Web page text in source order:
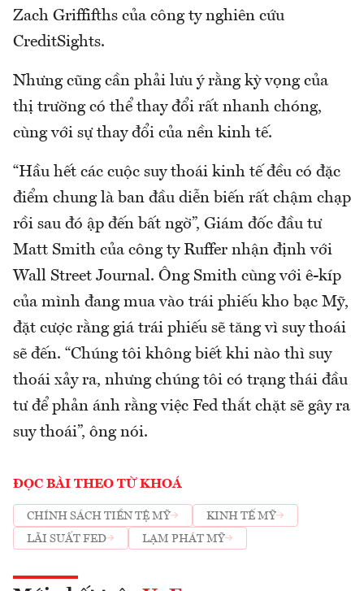
Zach Griffifths của công ty nghiên cứu
CreditSights.
Nhưng cũng cần phải lưu ý rằng kỳ vọng của
thị trường có thể thay đổi rất nhanh chóng,
cùng với sự thay đổi của nền kinh tế.
“Hầu hết các cuộc suy thoái kinh tế đều có đặc
điểm chung là ban đầu diễn biến rất chậm chạp
rồi sau đó ập đến bất ngờ”, Giám đốc đầu tư
Matt Smith của công ty Ruffer nhận định với
Wall Street Journal. Ông Smith cùng với ê-kíp
của mình đang mua vào trái phiếu kho bạc Mỹ,
đặt cược rằng giá trái phiếu sẽ tăng vì suy thoái
sẽ đến. “Chúng tôi không biết khi nào thì suy
thoái xảy ra, nhưng chúng tôi có trạng thái đầu
tư để phản ánh rằng việc Fed thắt chặt sẽ gây ra
suy thoái”, ông nói.
ĐỌC BÀI THEO TỪ KHOÁ
CHÍNH SÁCH TIỀN TỆ MỸ
KINH TẾ MỸ
LÃI SUẤT FED
LẠM PHÁT MỸ